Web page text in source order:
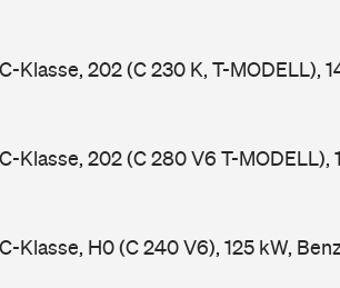
Klasse, 202 (C 230 K, T-MODELL),
Klasse, 202 (C 280 V6 T-MODELL),
Klasse, H0 (C 240 V6), 125 kW,